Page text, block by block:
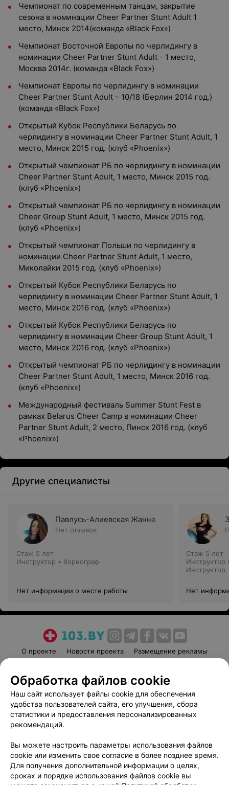
Чемпионат по современным танцам, закрытие
сезона в номинации Cheer Partner Stunt Adult 1
место, Минск 2014(команда «Black Fox»)
Чемпионат Восточной Европы по черлидингу в
номинации Cheer Partner Stunt Adult - 1 место,
Москва 2014г. (команда «Black Fox»)
Чемпионат Европы по черлидингу в номинации
Cheer Partner Stunt Adult – 10/18 (Берлин 2014 год.)
(команда «Black Fox»)
Открытый Кубок Республики Беларусь по
черлидингу в номинации Cheer Partner Stunt Adult, 1
место, Минск 2015 год. (клуб «Phoenix»)
Открытый чемпионат РБ по черлидингу в номинации
Cheer Partner Stunt Adult, 1 место, Минск 2015 год.
(клуб «Phoenix»)
Открытый чемпионат РБ по черлидингу в номинации
Cheer Group Stunt Adult, 1 место, Минск 2015 год.
(клуб «Phoenix»)
Открытый чемпионат Польши по черлидингу в
номинации Cheer Partner Stunt Adult, 1 место,
Миколайки 2015 год. (клуб «Phoenix»)
Открытый Кубок Республики Беларусь по
черлидингу в номинации Cheer Partner Stunt Adult, 1
место, Минск 2016 год. (клуб «Phoenix»)
Открытый Кубок Республики Беларусь по
черлидингу в номинации Cheer Group Stunt Adult, 1
место, Минск 2016 год. (клуб «Phoenix»)
Открытый чемпионат РБ по черлидингу в номинации
Cheer Partner Stunt Adult, 1 место, Минск 2016 год.
(клуб «Phoenix»)
Международный фестиваль Summer Stunt Fest в
рамках Belarus Cheer Camp в номинации Cheer
Partner Stunt Adult, 2 место, Пинск 2016 год. (клуб
«Phoenix»)
Другие специалисты
Павлусь-Алиевская Жанна
Нет отзывов
Стаж 5 лет
Инструктор • Хореограф
Нет информации о месте работы
Стаж 5 лет
Инструктор
Инструктор
Нет
О проекте Новости проекта
Размещение рекламы
Пользовательское соглашение
Способы оплаты
Вакансии
Партнеры
Написать руководителю 103.by
Обработка персональных данных
Обработка файлов cookie
Наш сайт использует файлы cookie для обеспечения
удобства пользователей сайта, его улучшения, сбора
статистики и предоставления персонализированных
рекомендаций.
Вы можете настроить параметры использования файлов
cookie или изменить свое согласие в более позднее время.
Для получения дополнительной информации о целях,
сроках и порядке использования файлов cookie вы